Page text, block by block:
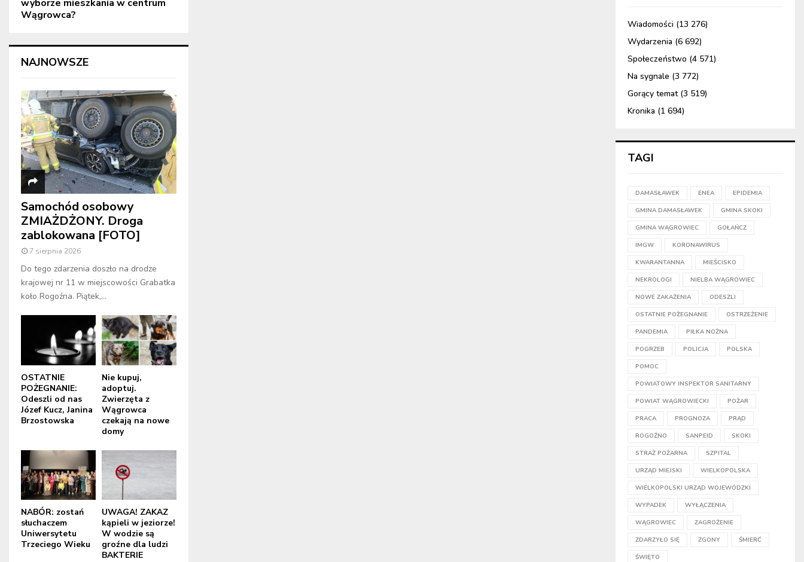
wyborze mieszkania w centrum
Wągrowca?
NAJNOWSZE
Samochód osobowy
ZMIAŻDŻONY. Droga
zablokowana [FOTO]
7 sierpnia 2026
Do tego zdarzenia doszło na drodze
krajowej nr 11 w miejscowości Grabatka
koło Rogoźna. Piątek,...
OSTATNIE
POŻEGNANIE:
Odeszli od nas
Józef Kucz, Janina
Brzostowska
Nie kupuj,
adoptuj.
Zwierzęta z
Wągrowca
czekają na nowe
domy
NABÓR: zostań
słuchaczem
Uniwersytetu
Trzeciego Wieku
UWAGA! ZAKAZ
kąpieli w jeziorze!
W wodzie są
groźne dla ludzi
BAKTERIE
Wiadomości (13 276)
Wydarzenia (6 692)
Społeczeństwo (4 571)
Na sygnale (3 772)
Gorący temat(3 519)
Kronika (1 694)
TAGI
DAMASŁAWEK ENEA EPIDEMIA
GMINA DAMASŁAWEK GMINA SKOKI
GMINA WĄGROWIEC GOŁAŃCZ
IMGW KORONAWIRUS
KWARANTANNA MIEŚCISKO
NEKROLOGI NIELBA WĄGROWIEC
NOWE ZAKAŻENIA ODESZLI
OSTATNIE POŻEGNANIE OSTRZEŻENIE
PANDEMIA PIŁKA NOŻNA
POGRZEB POLICJA POLSKA
POMOC
POWIATOWY INSPEKTOR SANITARNY
POWIAT WĄGROWIECKI POŻAR
PRACA PROGNOZA PRĄD
ROGOŹNO SANPEID SKOKI
STRAŻ POŻARNA SZPITAL
URZĄD MIEJSKI WIELKOPOLSKA
WIELKOPOLSKI URZĄD WOJEWÓDZKI
WYPADEK WYŁĄCZENIA
WĄGROWIEC ZAGROŻENIE
ZDARZYŁO SIĘ ZGONY ŚMIERĆ
ŚWIĘTO